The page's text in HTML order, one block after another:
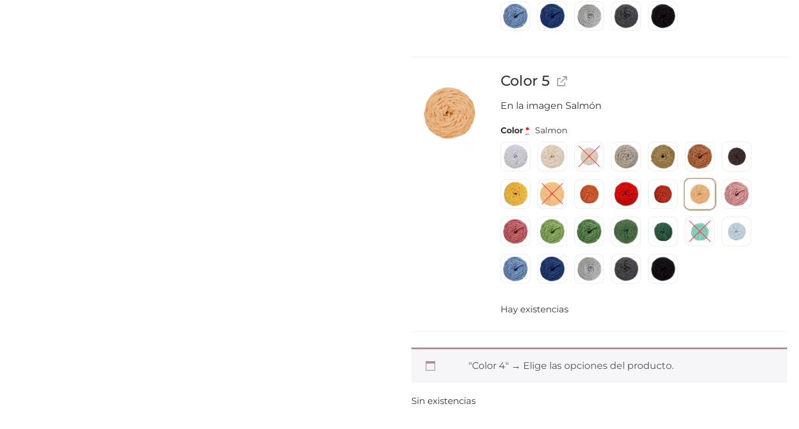
Color 5
En la imagen Salmón
Color* Salmon
Hay existencias
"Color 4" → Elige las opciones del producto.
Sin existencias